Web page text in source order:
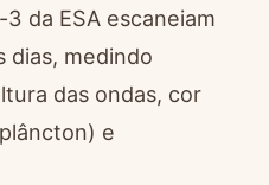
da ESA escaneiam
dias, medindo
das ondas, cor
e